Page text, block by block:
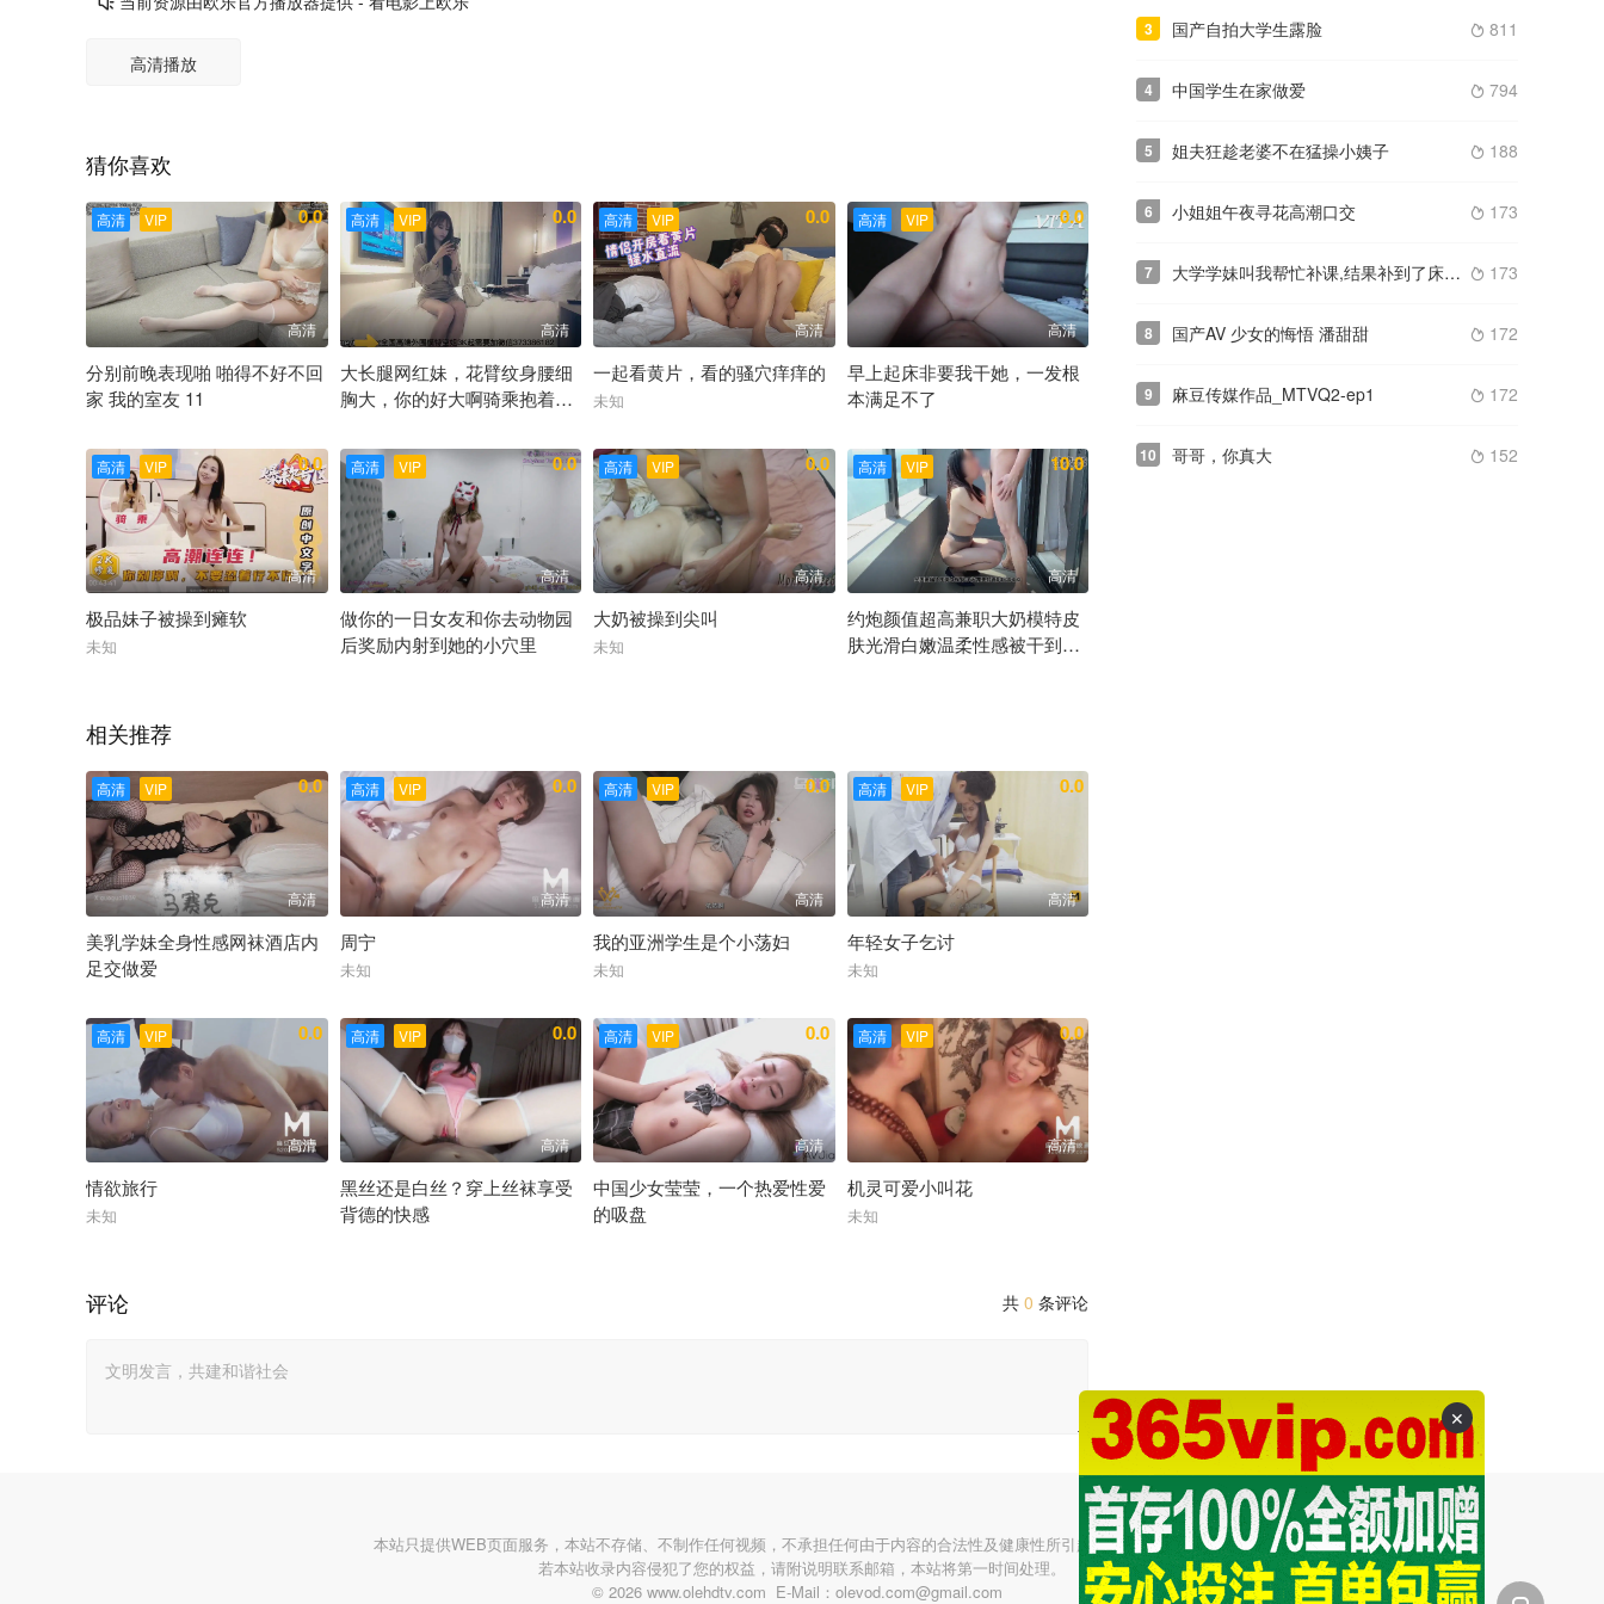
高清播放
猜你喜欢
VIP
高清 0.0
高清
分别前晚表现啪 啪得不好不回
家 我的室友 11
VIP
高清 0.0
高清
大长腿网红妹，花臂纹身腰细
胸大，你的好大啊骑乘抱着猛
VIP
高清 0.0
高清
一起看黄片，看的骚穴痒痒的
未知
VIP
高清 0.0
高清
早上起床非要我干她，一发根
本满足不了
VIP
高清 0.0
高清
极品妹子被操到瘫软
未知
VIP
高清 0.0
高清
做你的一日女友和你去动物园
后奖励内射到她的小穴里
VIP
高清 0.0
高清
大奶被操到尖叫
未知
VIP
高清 10.0
高清
约炮颜值超高兼职大奶模特皮
肤光滑白嫩温柔性感被干到高
相关推荐
VIP
高清 0.0
高清
美乳学妹全身性感网袜酒店内
足交做爱
VIP
高清 0.0
高清
周宁
未知
VIP
高清 0.0
高清
我的亚洲学生是个小荡妇
未知
VIP
高清 0.0
高清
年轻女子乞讨
未知
VIP
高清 0.0
高清
情欲旅行
未知
VIP
高清 0.0
高清
黑丝还是白丝？穿上丝袜享受
背德的快感
VIP
高清 0.0
高清
中国少女莹莹，一个热爱性爱
的吸盘
VIP
高清 0.0
高清
机灵可爱小叫花
未知
共 0 条评论
评论
3  811
国产自拍大学生露脸
4  794
中国学生在家做爱
5  188
姐夫狂趁老婆不在猛操小姨子
6  173
小姐姐午夜寻花高潮口交
7  173
大学学妹叫我帮忙补课,结果补到了床上草B 对白淫荡
8  172
国产AV 少女的悔悟 潘甜甜
9  172
麻豆传媒作品_MTVQ2-ep1
10  152
哥哥，你真大
✕
本站只提供WEB页面服务，本站不存储、不制作任何视频，不承担任何由于内容的合法性及健康性所引起的争议和法律责任。
若本站收录内容侵犯了您的权益，请附说明联系邮箱，本站将第一时间处理。
© 2026 www.olehdtv.com E-Mail：olevod.com@gmail.com